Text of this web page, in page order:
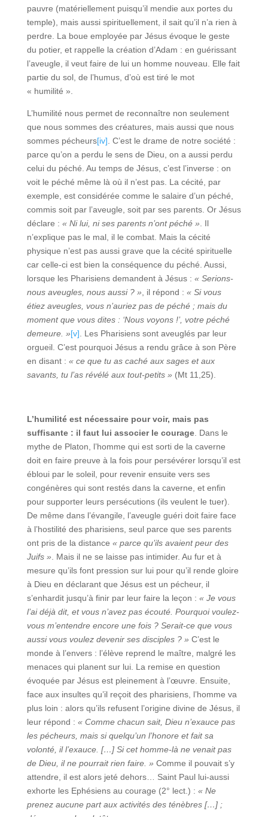
pauvre (matériellement puisqu’il mendie aux portes du
temple), mais aussi spirituellement, il sait qu’il n’a rien à
perdre. La boue employée par Jésus évoque le geste
du potier, et rappelle la création d’Adam : en guérissant
l’aveugle, il veut faire de lui un homme nouveau. Elle fait
partie du sol, de l’humus, d’où est tiré le mot
« humilité ».
L’humilité nous permet de reconnaître non seulement
que nous sommes des créatures, mais aussi que nous
sommes pécheurs[iv] . C’est le drame de notre société :
parce qu’on a perdu le sens de Dieu, on a aussi perdu
celui du péché. Au temps de Jésus, c’est l’inverse : on
voit le péché même là où il n’est pas. La cécité, par
exemple, est considérée comme le salaire d’un péché,
commis soit par l’aveugle, soit par ses parents. Or Jésus
déclare : « Ni lui, ni ses parents n’ont péché » . Il
n’explique pas le mal, il le combat. Mais la cécité
physique n’est pas aussi grave que la cécité spirituelle
car celle-ci est bien la conséquence du péché. Aussi,
lorsque les Pharisiens demandent à Jésus : « Serions-
nous aveugles, nous aussi ? » , il répond : « Si vous
étiez aveugles, vous n’auriez pas de péché ; mais du
moment que vous dites : ‘Nous voyons !’, votre péché
demeure. »[v] . Les Pharisiens sont aveuglés par leur
orgueil. C’est pourquoi Jésus a rendu grâce à son Père
en disant : « ce que tu as caché aux sages et aux
savants, tu l’as révélé aux tout-petits » (Mt 11,25).
L’humilité est nécessaire pour voir, mais pas
suffisante : il faut lui associer le courage. Dans le
mythe de Platon, l’homme qui est sorti de la caverne
doit en faire preuve à la fois pour persévérer lorsqu’il est
ébloui par le soleil, pour revenir ensuite vers ses
congénères qui sont restés dans la caverne, et enfin
pour supporter leurs persécutions (ils veulent le tuer).
De même dans l’évangile, l’aveugle guéri doit faire face
à l’hostilité des pharisiens, seul parce que ses parents
ont pris de la distance « parce qu’ils avaient peur des
Juifs » . Mais il ne se laisse pas intimider. Au fur et à
mesure qu’ils font pression sur lui pour qu’il rende gloire
à Dieu en déclarant que Jésus est un pécheur, il
s’enhardit jusqu’à finir par leur faire la leçon : « Je vous
l’ai déjà dit, et vous n’avez pas écouté. Pourquoi voulez-
vous m’entendre encore une fois ? Serait-ce que vous
aussi vous voulez devenir ses disciples ? » C’est le
monde à l’envers : l’élève reprend le maître, malgré les
menaces qui planent sur lui. La remise en question
évoquée par Jésus est pleinement à l’œuvre. Ensuite,
face aux insultes qu’il reçoit des pharisiens, l’homme va
plus loin : alors qu’ils refusent l’origine divine de Jésus, il
leur répond : « Comme chacun sait, Dieu n’exauce pas
les pécheurs, mais si quelqu’un l’honore et fait sa
volonté, il l’exauce. […] Si cet homme-là ne venait pas
de Dieu, il ne pourrait rien faire. » Comme il pouvait s’y
attendre, il est alors jeté dehors… Saint Paul lui-aussi
exhorte les Ephésiens au courage (2° lect.) : « Ne
prenez aucune part aux activités des ténèbres […] ;